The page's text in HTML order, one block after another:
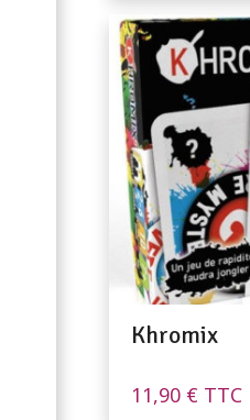
Khromix
11,90 € TTC